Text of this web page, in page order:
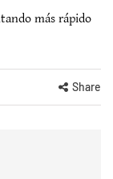
más rápido
Share